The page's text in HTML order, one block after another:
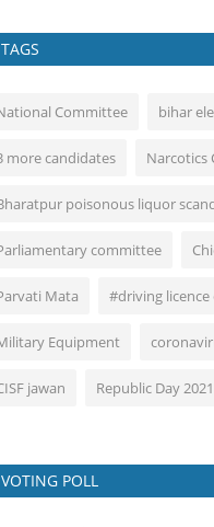
TAGS
Committee bihar
more candidates Narcotics
poisonous liquor
committee
Mata #driving licence
Equipment
jawan Republic Day 2021
VOTING POLL